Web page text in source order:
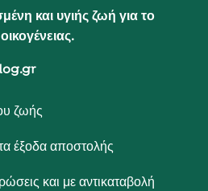
και υγιής ζωή για το
ζωής
έξοδα αποστολής
και με αντικαταβολή